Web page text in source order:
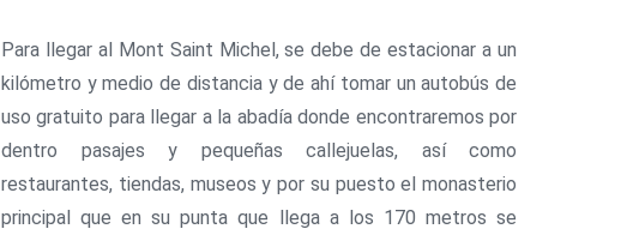
Para llegar al Mont Saint Michel, se debe de estacionar a un
kilómetro y medio de distancia y de ahí tomar un autobús de
uso gratuito para llegar a la abadía donde encontraremos por
dentro pasajes y pequeñas callejuelas, así como
restaurantes, tiendas, museos y por su puesto el monasterio
principal que en su punta que llega a los 170 metros se